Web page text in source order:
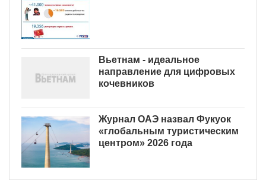
Вьетнам - идеальное
направление для цифровых
кочевников
Журнал ОАЭ назвал Фукуок
«глобальным туристическим
центром» 2026 года